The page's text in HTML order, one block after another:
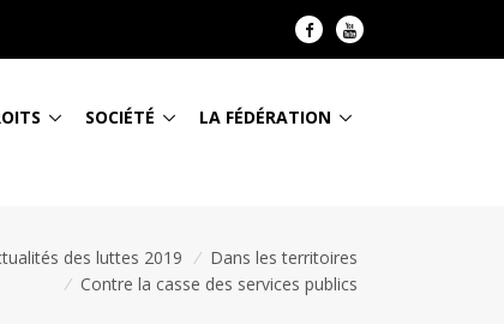
SOCIÉTÉ LA FÉDÉRATION
des luttes 2019 / Dans les territoires
/ Contre la casse des services publics